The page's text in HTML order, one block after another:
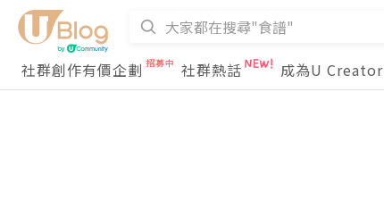
社群創作有價企劃 社群熱話 成為U Creator